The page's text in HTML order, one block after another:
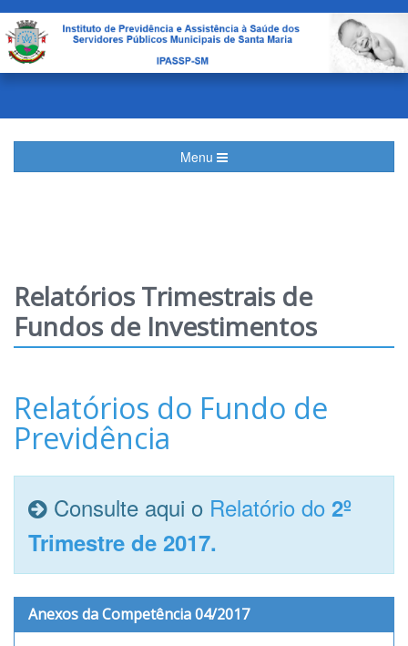
Menu
Relatórios Trimestrais de
Fundos de Investimentos
Relatórios do Fundo de
Previdência
Consulte aqui o Relatório do 2º
Trimestre de 2017.
Anexos da Competência 04/2017